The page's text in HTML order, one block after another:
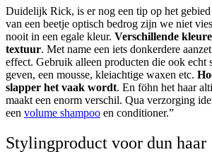
Duidelijk Rick, is er nog een tip op het
van een beetje optisch bedrog zijn we niet
nooit in een egale kleur. Verschillende
textuur. Met name een iets donkerdere
effect. Gebruik alleen producten die ook echt
geven, een mousse, kleiachtige waxen etc.
slapper het vaak wordt. En föhn het haar
maakt een enorm verschil. Qua verzorging
een volume shampoo en conditioner.”
Stylingproduct voor dun haar